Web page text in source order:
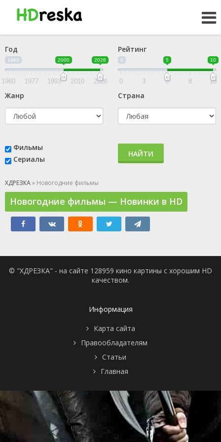
Год
1960 2000 2026
1960 1977 1993 2010 2026
Рейтинг
0 5 10
0 3 5 8 10
Жанр Страна
Фильмы
Сериалы
НАЙТИ
ХДРЕЗКА» Новогодние фильмы
Новогодние фильмы — Новинки в HD
© "ХДРЕЗКА" - на сайте 128959 кино картины с хорошим HD
качеством.
Информация
Карта сайта
Правообладателям
Статьи
Главная